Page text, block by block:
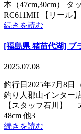
本（47cm,30cm）
RC611MH 【リール
続きを読む
[福島県 猪苗代湖] ブ
2025.07.08
釣行日2025年7月8日
釣り人郡山インター
【スタッフ石川】
48cm 他3
続きを読む